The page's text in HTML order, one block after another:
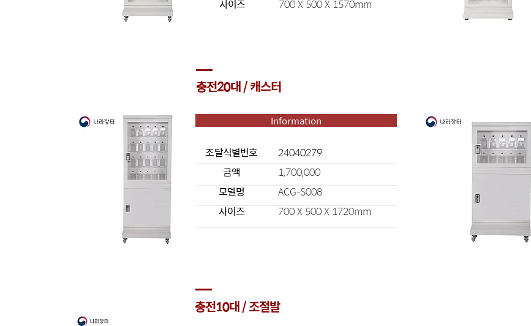
사이즈
700 X 500 X 1570mm
충전20대 / 캐스터
Information
조달식별번호
금액
모델명
사이즈
24040279
1,700,000
ACG-S008
700 X 500 X 1720mm
충전10대 / 조절발